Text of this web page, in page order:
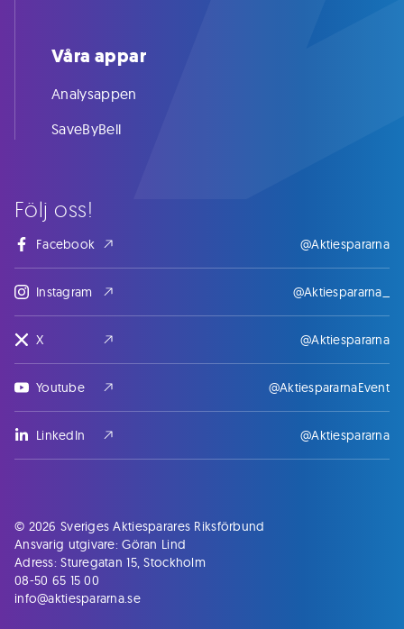
Följ oss!
Facebook @Aktiespararna
Instagram @Aktiespararna_
X @Aktiespararna
Youtube @AktiespararnaEvent
LinkedIn @Aktiespararna
Våra appar
Analysappen
SaveByBell
© 2026 Sveriges Aktiesparares Riksförbund
Ansvarig utgivare: Göran Lind
Adress: Sturegatan 15, Stockholm
08-50 65 15 00
info@aktiespararna.se